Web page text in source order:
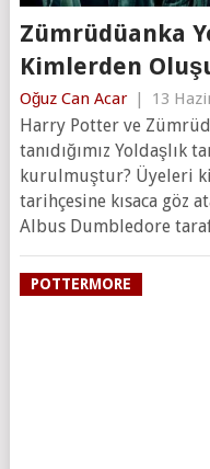
Zümrüdüanka
Kimlerden
Oğuz Can Acar | 13
Harry Potter ve
tanıdığımız Yoldaşlık
kurulmuştur? Üyeleri
tarihçesine kısaca göz
Albus Dumbledore
POTTERMORE